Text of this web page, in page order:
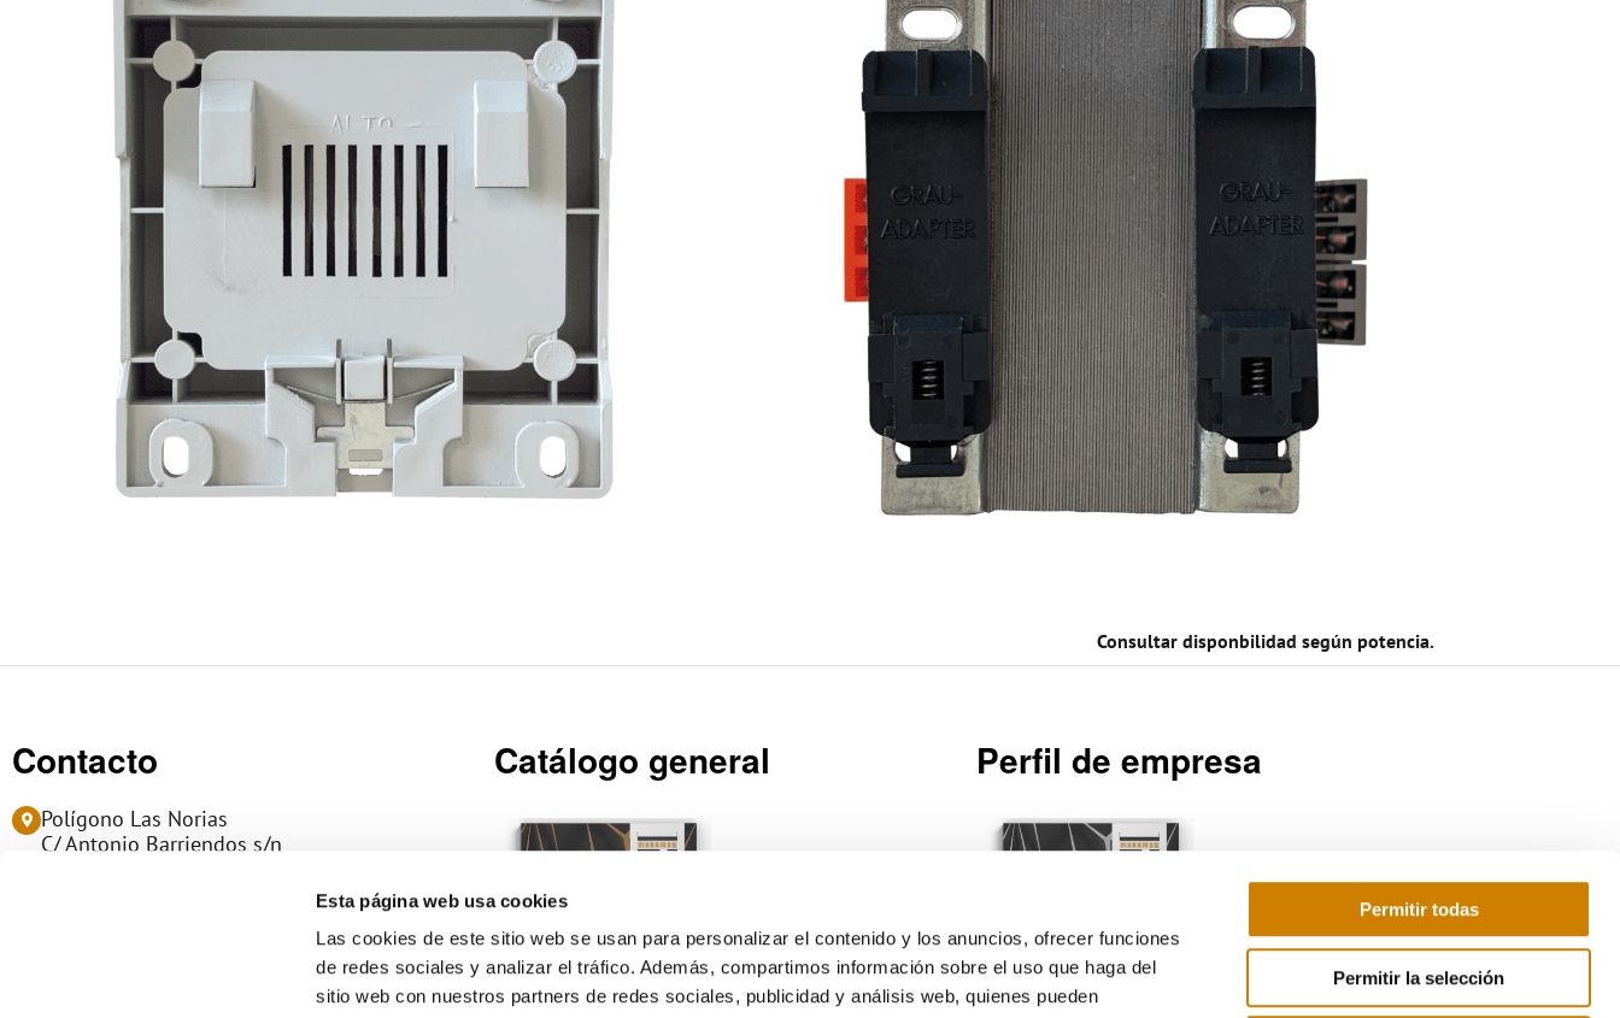
Esta página web usa cookies
Las cookies de este sitio web se usan para personalizar el contenido y los anuncios, ofrecer funciones
de redes sociales y analizar el tráfico. Además, compartimos información sobre el uso que haga del
sitio web con nuestros partners de redes sociales, publicidad y análisis web, quienes pueden
Permitir todas
Permitir la selección
Consultar disponbilidad según potencia​.
Contacto
Polígono Las Norias
C/ Antonio Barriendos s/n
Catálogo general
Descargar
Perfil de empresa
Descargar